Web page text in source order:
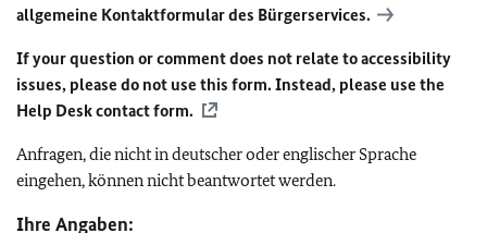
allgemeine Kontaktformular des Bürgerservices.
If your question or comment does not relate to accessibility
issues, please do not use this form. Instead, please use the
Help Desk contact form.
Anfragen, die nicht in deutscher oder englischer Sprache
eingehen, können nicht beantwortet werden.
Ihre Angaben: